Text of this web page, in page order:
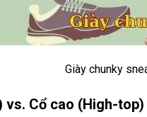
Giày chunky
vs. Cổ cao (High-top)